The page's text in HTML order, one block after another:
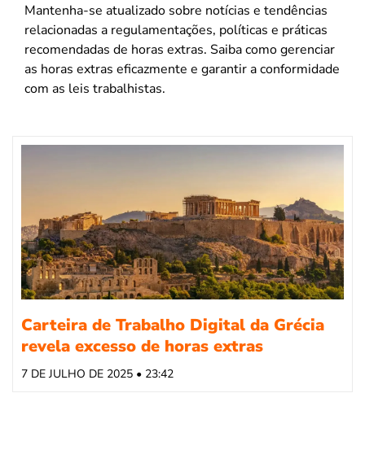
Mantenha-se atualizado sobre notícias e tendências
relacionadas a regulamentações, políticas e práticas
recomendadas de horas extras. Saiba como gerenciar
as horas extras eficazmente e garantir a conformidade
com as leis trabalhistas.
Carteira de Trabalho Digital da Grécia
revela excesso de horas extras
7 DE JULHO DE 2025 • 23:42